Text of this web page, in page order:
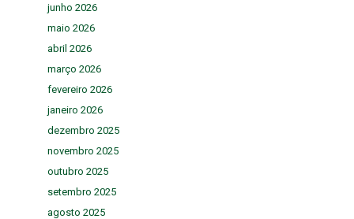
junho 2026
maio 2026
abril 2026
março 2026
fevereiro 2026
janeiro 2026
dezembro 2025
novembro 2025
outubro 2025
setembro 2025
agosto 2025